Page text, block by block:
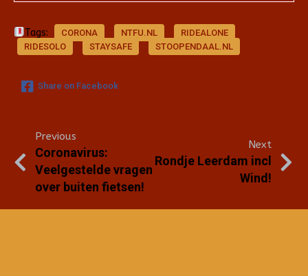
Tags: CORONA NTFU.NL
RIDEALONE
RIDESOLO
STAYSAFE STOOPENDAAL.NL
Share on Facebook
Previous
Coronavirus:
Veelgestelde vragen
over buiten fietsen!
Next
Rondje Leerdam incl
Wind!